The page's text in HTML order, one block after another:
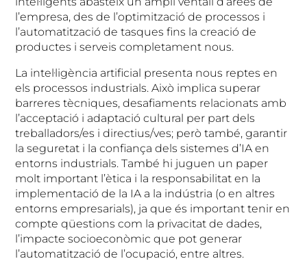
l’empresa, des de l’optimització de processos i
l’automatització de tasques fins la creació de
productes i serveis completament nous.
La intel·ligència artificial presenta nous reptes en
els processos industrials. Això implica superar
barreres tècniques, desafiaments relacionats amb
l’acceptació i adaptació cultural per part dels
treballadors/es i directius/ves; però també, garantir
la seguretat i la confiança dels sistemes d’IA en
entorns industrials. També hi juguen un paper
molt important l’ètica i la responsabilitat en la
implementació de la IA a la indústria (o en altres
entorns empresarials), ja que és important tenir en
compte qüestions com la privacitat de dades,
l’impacte socioeconòmic que pot generar
l’automatització de l’ocupació, entre altres.